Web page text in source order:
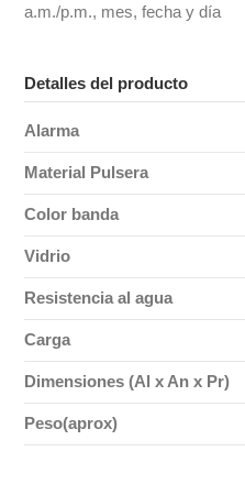
a.m./p.m., mes, fecha y día
Detalles del producto
Alarma
Material Pulsera
Color banda
Vidrio
Resistencia al agua
Carga
Dimensiones (Al x An x Pr)
Peso(aprox)